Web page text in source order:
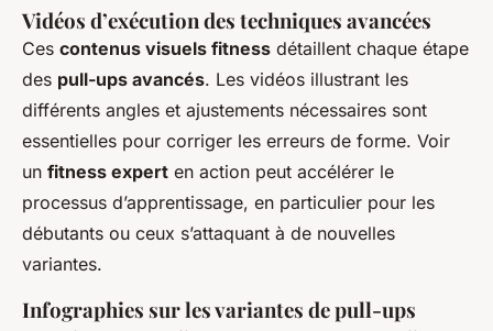
Vidéos d’exécution des techniques avancées
Ces contenus visuels fitness détaillent chaque étape
des pull-ups avancés. Les vidéos illustrant les
différents angles et ajustements nécessaires sont
essentielles pour corriger les erreurs de forme. Voir
un fitness expert en action peut accélérer le
processus d’apprentissage, en particulier pour les
débutants ou ceux s’attaquant à de nouvelles
variantes.
Infographies sur les variantes de pull-ups